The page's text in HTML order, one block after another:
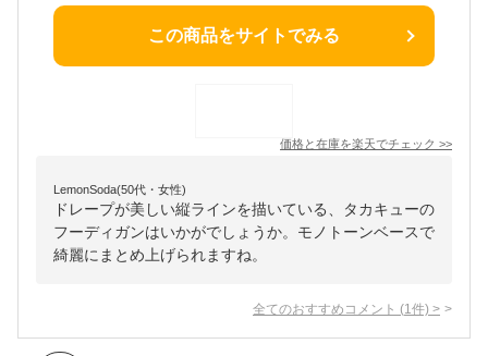
この商品をサイトでみる
価格と在庫を楽天でチェック >>
LemonSoda(50代・女性)
ドレープが美しい縦ラインを描いている、タカキューの
フーディガンはいかがでしょうか。モノトーンベースで
綺麗にまとめ上げられますね。
全てのおすすめコメント (1 件) >